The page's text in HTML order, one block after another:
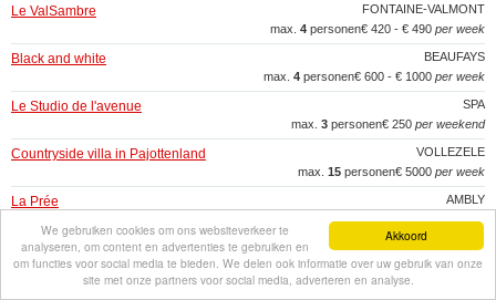
Akkoord
We gebruiken cookies om ons websiteverkeer te
analyseren, om content en advertenties te gebruiken en
om functies voor social media te bieden. We delen ook informatie over uw gebruik van onze
site met onze partners voor social media, adverteren en analyse.
FONTAINE-VALMONT
Le ValSambre
€ 420 - € 490 per week
max. 4 personen
BEAUFAYS
Black and white
€ 600 - € 1000 per week
max. 4 personen
SPA
Le Studio de l'avenue
€ 250 per weekend
max. 3 personen
VOLLEZELE
Countryside villa in Pajottenland
€ 5000 per week
max. 15 personen
AMBLY
La Prée
€ 650 - € 1275per week
personen
BRUXELLES
BrusselsBed&Breakfast
Gîte rural " L'archipel "